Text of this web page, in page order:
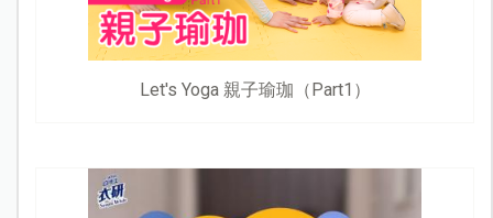
Let's Yoga 親子瑜珈（Part1）